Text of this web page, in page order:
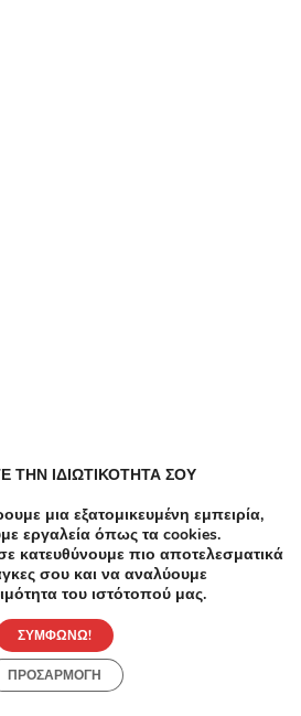
κουπονιών
Εκπτώσεις, Εκπτωτικοί
Προσφορές, Εκπτώσεις,
κουπονιών
ΤΗΝ ΙΔΙΩΤΙΚΟΤΗΤΑ ΣΟΥ
μια εξατομικευμένη εμπειρία,
εργαλεία όπως τα cookies.
κατευθύνουμε πιο αποτελεσματικά
σου και να αναλύουμε
του ιστότοπού μας.
ΣΥΜΦΩΝΩ!
ΠΡΟΣΑΡΜΟΓΗ